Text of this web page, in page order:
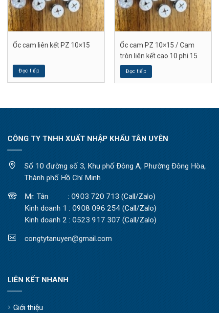
Ốc cam liên kết PZ 10×15
Đọc tiếp
Ốc cam PZ 10×15 / Cam
tròn liên kết cao 10 phi 15
Đọc tiếp
CÔNG TY TNHH XUẤT NHẬP KHẨU TÂN UYÊN
Số 10 đường số 3, Khu phố Đông A, Phường Đông Hòa,
Thành phố Hồ Chí Minh
Mr. Tân : 0903 720 713 (Call/Zalo)
Kinh doanh 1 : 0908 096 254 (Call/Zalo)
Kinh doanh 2 : 0523 917 307 (Call/Zalo)
congtytanuyen@gmail.com
LIÊN KẾT NHANH
Giới thiệu